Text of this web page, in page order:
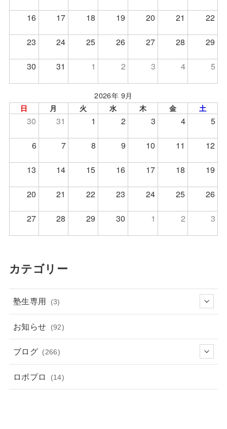
16 17 18 19 20 21 22
23 24 25 26 27 28 29
30 31 1 2 3 4 5
2026年 9月
日 月 火 水 木 金 土
30 31 1 2 3 4 5
6 7 8 9 10 11 12
13 14 15 16 17 18 19
20 21 22 23 24 25 26
27 28 29 30 1 2 3
カテゴリー
塾生専用 (3)
お知らせ (92)
ブログ (266)
ロボプロ (14)